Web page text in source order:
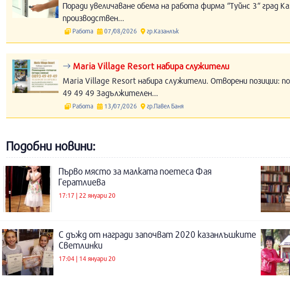
Поради увеличаване обема на работа фирма “Туйнс 3“
производствен...
Работа 07/08/2026 гр.Казанлък
Maria Village Resort набира служители
Maria Village Resort набира служители. Отворени позиции:
49 49 49 Задължителен...
Работа 13/07/2026 гр.Павел Баня
Подобни новини:
Първо място за малката поетеса Фая
Гератлиева
17:17 | 22 януари 20
С дъжд от награди започват 2020 казанлъшките
Светлинки
17:04 | 14 януари 20